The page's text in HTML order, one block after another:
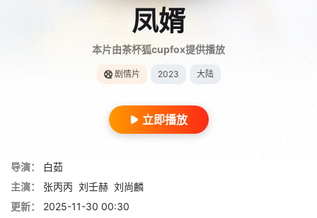
凤婿
本片由茶杯狐cupfox提供播放
剧情片 2023 大陆
立即播放
导演：
白茹
主演：
张丙丙 刘壬赫 刘尚麟
更新：
2025-11-30 00:30